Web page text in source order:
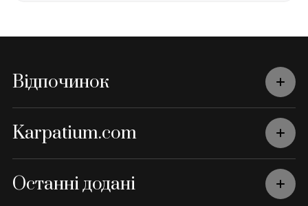
Відпочинок
Karpatium.com
Останні додані